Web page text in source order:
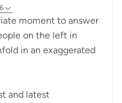
moment to answer
on the left in
in an exaggerated
and latest